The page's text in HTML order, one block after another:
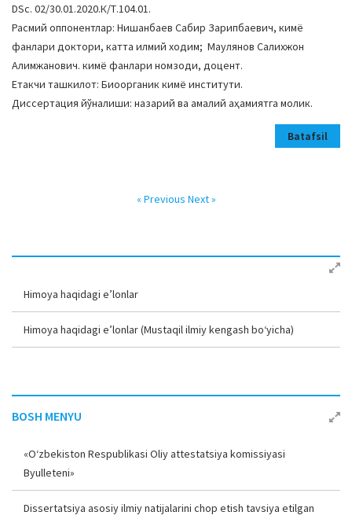
DSc. 02/30.01.2020.К/Т.104.01.
Расмий оппонентлар: Нишанбаев Сабир Зарипбаевич, кимё
фанлари доктори, катта илмий ходим; Маулянов Салихжон
Алимжанович. кимё фанлари номзоди, доцент.
Етакчи ташкилот: Биоорганик кимё институти.
Диссертация йўналиши: назарий ва амалий аҳамиятга молик.
Batafsil
« Previous Next »
Himoya haqidagi e’lonlar
Himoya haqidagi e’lonlar (Mustaqil ilmiy kengash bo‘yicha)
BOSH MENYU
«O‘zbekiston Respublikasi Oliy attestatsiya komissiyasi
Byulleteni»
Dissertatsiya asosiy ilmiy natijalarini chop etish tavsiya etilgan